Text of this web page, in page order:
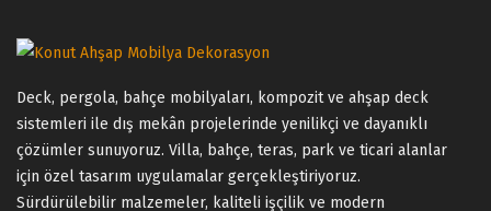
Deck, pergola, bahçe mobilyaları, kompozit ve ahşap deck
sistemleri ile dış mekân projelerinde yenilikçi ve dayanıklı
çözümler sunuyoruz. Villa, bahçe, teras, park ve ticari alanlar
için özel tasarım uygulamalar gerçekleştiriyoruz.
Sürdürülebilir malzemeler, kaliteli işçilik ve modern